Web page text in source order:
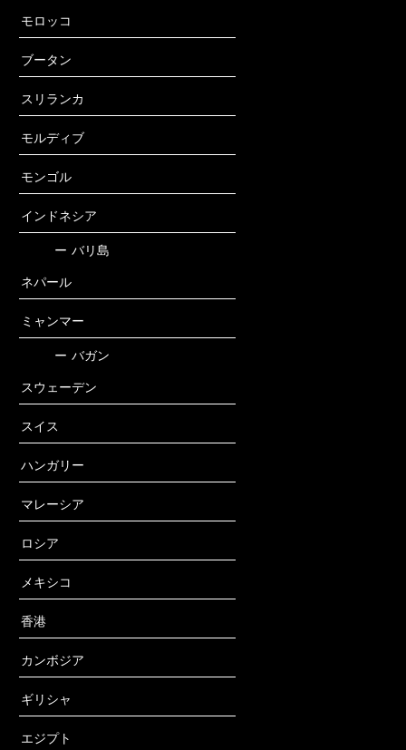
モロッコ
ブータン
スリランカ
モルディブ
モンゴル
インドネシア
ー バリ島
ネパール
ミャンマー
ー バガン
スウェーデン
スイス
ハンガリー
マレーシア
ロシア
メキシコ
香港
カンボジア
ギリシャ
エジプト